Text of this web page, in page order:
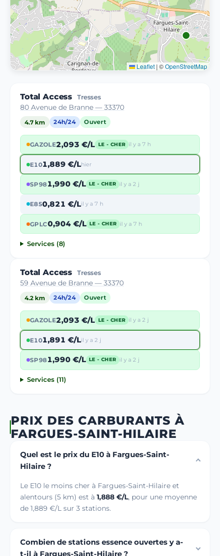
Leaflet | ©OpenStreetMap
Total Access Tresses
80 Avenue de Branne — 33370
4.7 km 24h/24 Ouvert
GAZOLE2,093 €/L LE - CHER il y a 7 h
E101,889 €/Lhier
SP981,990 €/L LE - CHER il y a 2 j
E850,821 €/Lil y a 7 h
GPLC0,904 €/L LE - CHER il y a 7 h
Services (8)
Total Access Tresses
59 Avenue de Branne — 33370
4.2 km 24h/24 Ouvert
GAZOLE2,093 €/L LE - CHER il y a 2 j
E101,891 €/Lil y a 2 j
SP981,990 €/L LE - CHER il y a 2 j
Services (11)
PRIX DES CARBURANTS À
FARGUES-SAINT-HILAIRE
Quel est le prix du E10 à Fargues-Saint-
Hilaire ?
Le E10 le moins cher à Fargues-Saint-Hilaire et
alentours (5 km) est à 1,888 €/L, pour une moyenne
de 1,889 €/L sur 3 stations.
Combien de stations essence ouvertes y a-
t-il à Fargues-Saint-Hilaire ?